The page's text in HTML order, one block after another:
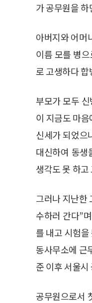
가 공무원을
아버지와 어머
이름 모를 병
로 고생하다
부모가 모두
이 지금도 마
신세가 되었으
대신하여 동생
생각도 못 하
그러나 지난한
수하러 간다”
를 내고 시험
동사무소에 근
준 이후 서울
공무원으로서